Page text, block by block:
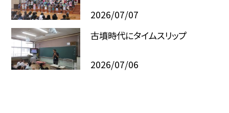
2026/07/07
古墳時代にタイムスリップ
2026/07/06